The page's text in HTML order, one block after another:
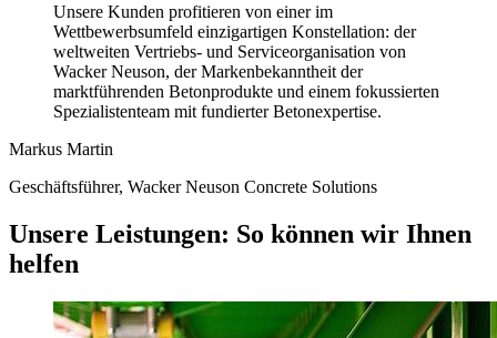
Unsere Kunden profitieren von einer im
Wettbewerbsumfeld einzigartigen Konstellation: der
weltweiten Vertriebs- und Serviceorganisation von
Wacker Neuson, der Markenbekanntheit der
marktführenden Betonprodukte und einem fokussierten
Spezialistenteam mit fundierter Betonexpertise.
Markus Martin
Geschäftsführer, Wacker Neuson Concrete Solutions
Unsere Leistungen: So können wir Ihnen
helfen